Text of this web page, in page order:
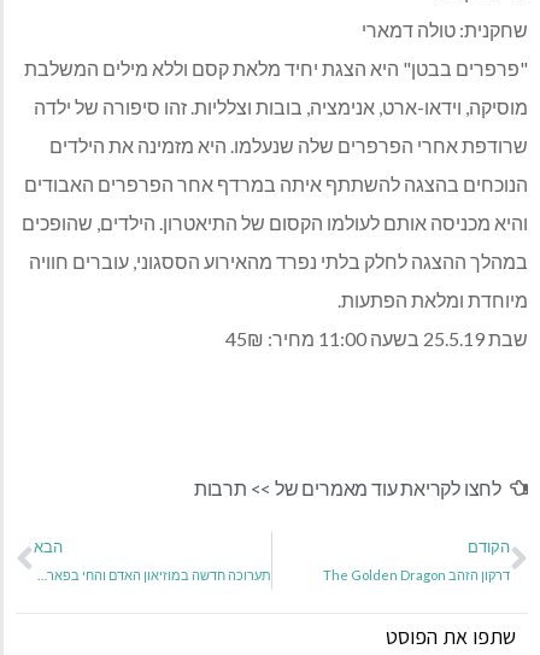
שחקנית: טולה דמארי
"פרפרים בבטן" היא הצגת יחיד מלאת קסם וללא מילים המשלבת
מוסיקה, וידאו-ארט, אנימציה, בובות וצלליות. זהו סיפורה של ילדה
שרודפת אחרי הפרפרים שלה שנעלמו. היא מזמינה את הילדים
הנוכחים בהצגה להשתתף איתה במרדף אחר הפרפרים האבודים
והיא מכניסה אותם לעולמו הקסום של התיאטרון. הילדים, שהופכים
במהלך ההצגה לחלק בלתי נפרד מהאירוע הססגוני, עוברים חוויה
מיוחדת ומלאת הפתעות.
שבת 25.5.19 בשעה 11:00 מחיר: 45₪
לחצו לקריאת עוד מאמרים של >> תרבות
הקודם
דרקון הזהב The Golden Dragon
הבא
שתפו את הפוסט